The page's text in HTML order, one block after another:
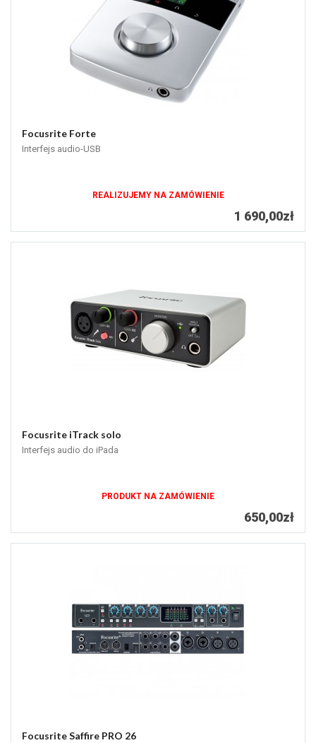
Focusrite Forte
Interfejs audio-USB
REALIZUJEMY NA ZAMÓWIENIE
1 690,00zł
Focusrite iTrack solo
Interfejs audio do iPada
PRODUKT NA ZAMÓWIENIE
650,00zł
Focusrite Saffire PRO 26